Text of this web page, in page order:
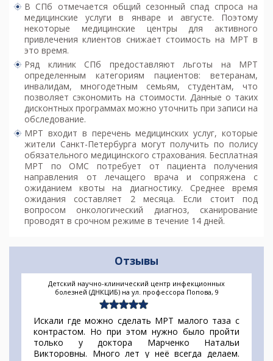
В СПб отмечается общий сезонный спад спроса на
медицинские услуги в январе и августе. Поэтому
некоторые медицинские центры для активного
привлечения клиентов снижает стоимость на МРТ в
это время.
Ряд клиник СПб предоставляют льготы на МРТ
определенным категориям пациентов: ветеранам,
инвалидам, многодетным семьям, студентам, что
позволяет сэкономить на стоимости. Данные о таких
дисконтных программах можно уточнить при записи на
обследование.
МРТ входит в перечень медицинских услуг, которые
жители Санкт-Петербурга могут получить по полису
обязательного медицинского страхования. Бесплатная
МРТ по ОМС потребует от пациента получения
направления от лечащего врача и сопряжена с
ожиданием квоты на диагностику. Среднее время
ожидания составляет 2 месяца. Если стоит под
вопросом онкологический диагноз, сканирование
проводят в срочном режиме в течение 14 дней.
Отзывы
Детский научно-клинический центр инфекционных
болезней (ДНКЦИБ) на ул. профессора Попова, 9
Искали где можно сделать МРТ малого таза с
контрастом. Но при этом нужно было пройти
только у доктора Марченко Натальи
Викторовны. Много лет у неё всегда делаем.